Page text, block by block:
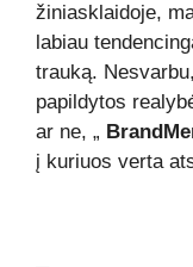
žiniasklaidoje,
labiau
trauką.
papildytos
ar ne, „
į kuriuos verta